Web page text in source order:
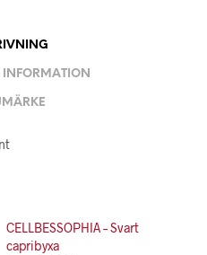
INFORMATION
CELLBESSOPHIA – Svart
capribyxa